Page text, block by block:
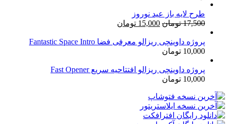
طرح لایه باز عید نوروز
17,500 تومان قیمت
17,500 تومان
15,000 تومان
15,000 تومان.
پروژه داوینچی ریزالو معرفی فضا Fantastic Space Intro
10,000 تومان
پروژه داوینچی ریزالو افتتاحیه سریع Fast Opener
10,000 تومان